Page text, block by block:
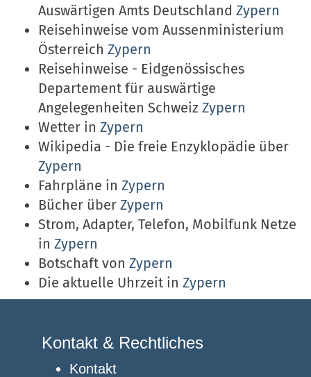
Auswärtigen Amts Deutschland Zypern
Reisehinweise vom Aussenministerium
Österreich Zypern
Reisehinweise - Eidgenössisches
Departement für auswärtige
Angelegenheiten Schweiz Zypern
Wetter in Zypern
Wikipedia - Die freie Enzyklopädie über
Zypern
Fahrpläne in Zypern
Bücher über Zypern
Strom, Adapter, Telefon, Mobilfunk Netze
in Zypern
Botschaft von Zypern
Die aktuelle Uhrzeit in Zypern
Kontakt & Rechtliches
Kontakt